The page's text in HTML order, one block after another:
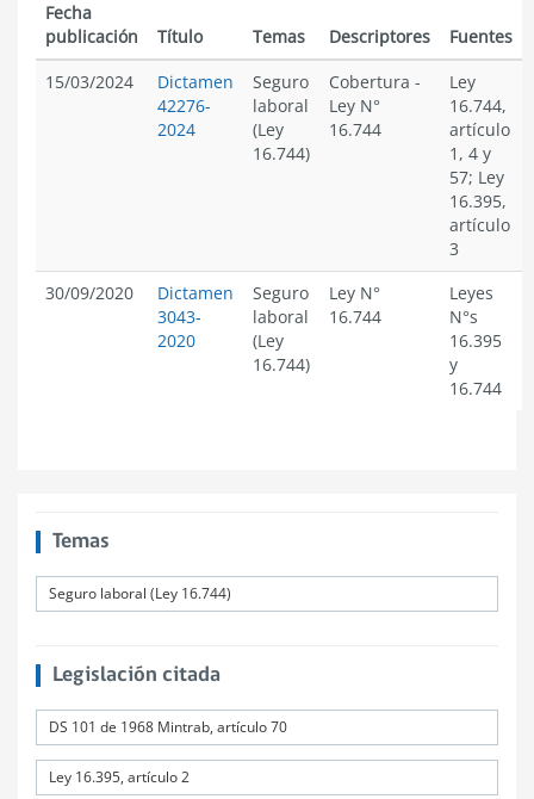
Fecha
publicación
Título Temas Descriptores
Fuentes
15/03/2024
Dictamen
42276-
2024
Seguro
laboral
(Ley
16.744)
Cobertura -
Ley N°
16.744
Ley
16.744,
artículo
1, 4 y
57; Ley
16.395,
artículo
3
30/09/2020
Dictamen
3043-
2020
Seguro
laboral
(Ley
16.744)
Ley N°
16.744
Leyes
N°s
16.395
y
16.744
Temas
Seguro laboral (Ley 16.744)
Legislación citada
DS 101 de 1968 Mintrab, artículo 70
Ley 16.395, artículo 2